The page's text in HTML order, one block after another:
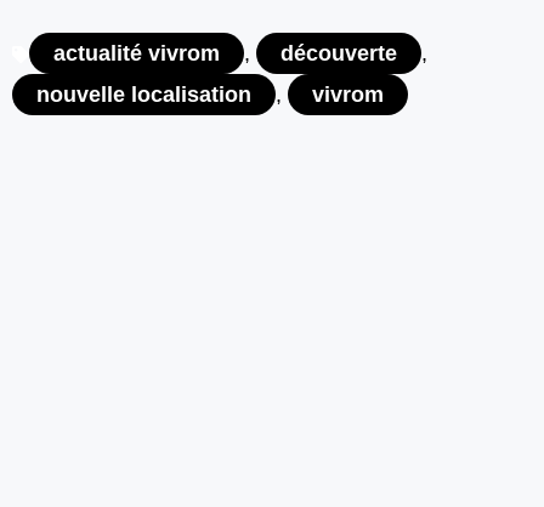
actualité vivrom , découverte
,
nouvelle localisation
, vivrom